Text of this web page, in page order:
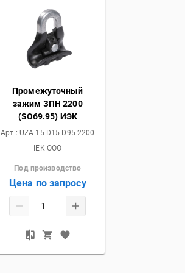
Промежуточный
зажим ЗПН 2200
(SO69.95) ИЭК
Арт.: UZA-15-D15-D95-2200
IEK OOO
Под производство
Цена по запросу